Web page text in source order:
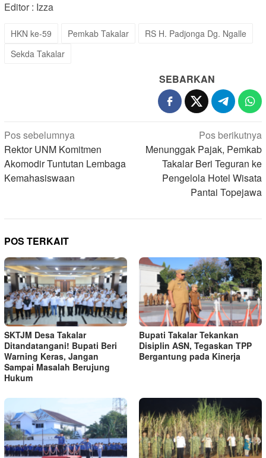
Editor : Izza
HKN ke-59 Pemkab Takalar
RS H. Padjonga Dg. Ngalle
Sekda Takalar
SEBARKAN
Navigasi
pos
Pos sebelumnya
Rektor UNM Komitmen
Akomodir Tuntutan Lembaga
Kemahasiswaan
Pos berikutnya
Menunggak Pajak, Pemkab
Takalar Beri Teguran ke
Pengelola Hotel Wisata
Pantai Topejawa
POS TERKAIT
SKTJM Desa Takalar
Ditandatangani! Bupati Beri
Warning Keras, Jangan
Sampai Masalah Berujung
Hukum
Bupati Takalar Tekankan
Disiplin ASN, Tegaskan TPP
Bergantung pada Kinerja